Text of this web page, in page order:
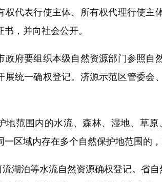
权代表行使主体、所有权代理行使主
书，并向社会公开。
要组织本级自然资源部门参照自
展统一确权登记。济源示范区管委会
范围内的水流、森林、湿地、草原
一区域内存在多个自然保护地范围的
泊等水流自然资源确权登记。省自